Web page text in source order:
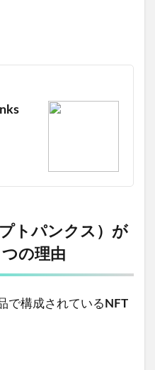
トパンクス）が
の理由
で構成されている NFT